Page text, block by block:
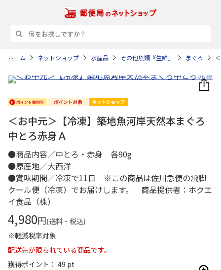
ホーム ネットショップ 水産品 その他魚類『生鮮』 まぐろ
＜お中元＞【冷凍】築地魚河岸天然本まぐろ
中とろ赤身Ａ
●商品内容／中とろ・赤身 各90g
●原産地／大西洋
●賞味期間／冷凍で11日 ※この商品は佐川急便の飛脚
クール便（冷凍）でお届けします。 商品提供者：ホクエ
イ食品（株）
4,980円(送料・税込)
※軽減税率対象
配送先が限られている商品です。
獲得ポイント： 49 pt